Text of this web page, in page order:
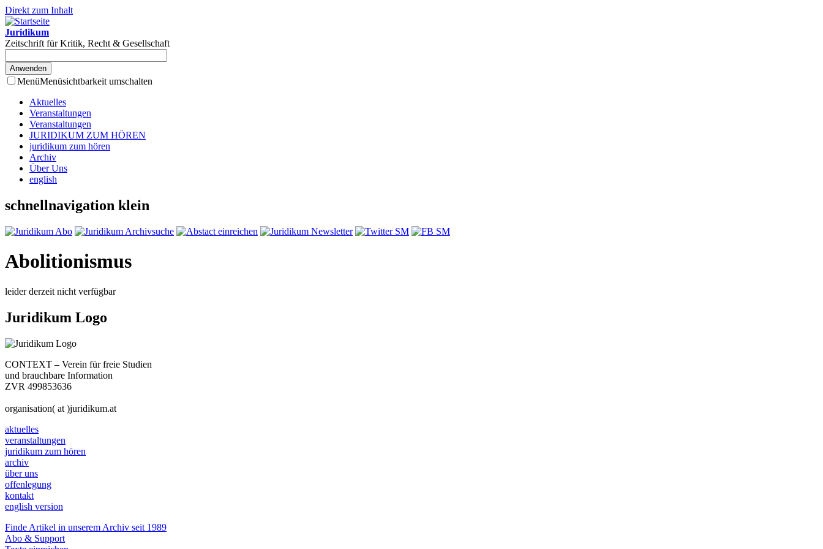
Direkt zum Inhalt
Juridikum
Zeitschrift für Kritik, Recht & Gesellschaft
MenüMenüsichtbarkeit umschalten
Aktuelles
Veranstaltungen
Veranstaltungen
JURIDIKUM ZUM HÖREN
juridikum zum hören
Archiv
Über Uns
english
schnellnavigation klein
Abolitionismus
leider derzeit nicht verfügbar
Juridikum Logo
CONTEXT – Verein für freie Studien
und brauchbare Information
ZVR 499853636
organisation( at )juridikum.at
aktuelles
veranstaltungen
juridikum zum hören
archiv
über uns
offenlegung
kontakt
english version
Finde Artikel in unserem Archiv seit 1989
Abo & Support